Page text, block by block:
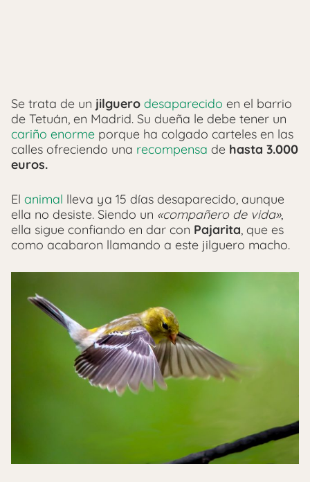
Se trata de un jilguero desaparecido en el barrio
de Tetuán, en Madrid. Su dueña le debe tener un
cariño enorme porque ha colgado carteles en las
calles ofreciendo una recompensa de hasta 3.000
euros.
El animal lleva ya 15 días desaparecido, aunque
ella no desiste. Siendo un «compañero de vida»,
ella sigue confiando en dar con Pajarita, que es
como acabaron llamando a este jilguero macho.